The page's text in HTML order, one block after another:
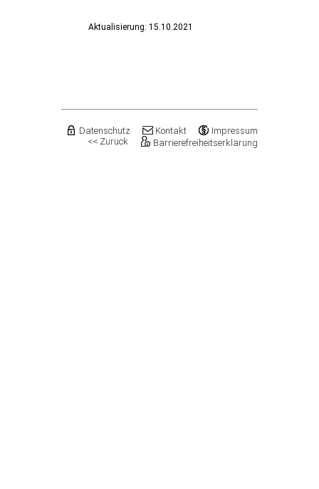
Aktualisierung: 15.10.2021
Impressum
Kontakt
Datenschutz
Barrierefreiheitserklärung
<< Zurück